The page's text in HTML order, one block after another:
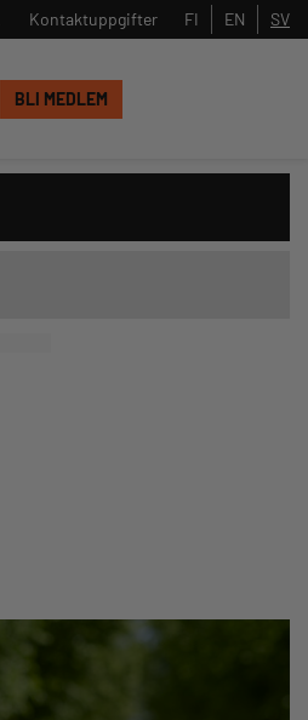
Kontaktuppgifter FI EN SV
BLI MEDLEMStäng